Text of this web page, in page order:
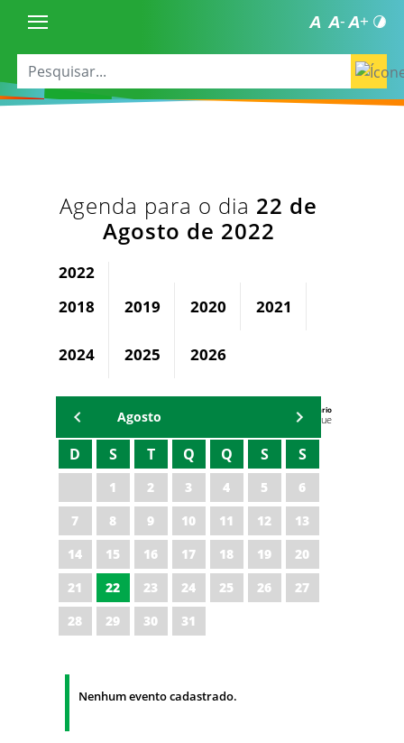
Agenda para o dia 22 de
Agosto de 2022
2022
2018
2019 2020 2021
2024 2025 2026
Agenda do Secretário
Zezinho Albuquerque
Agosto
D S T Q Q S S
1 2 3 4 5
6
7
8 9 10 11 12
13
14
15 16 17 18 19
20
21
22 23 24 25 26
27
28
29 30 31
Nenhum evento cadastrado.